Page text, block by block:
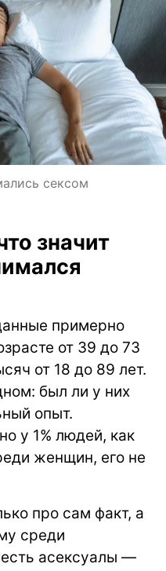
сексом
значит
примерно
от 39 до 73
от 18 до 89 лет.
был ли у них
опыт.
у 1% людей, как
женщин, его не
про сам факт, а
среди
асексуалы —